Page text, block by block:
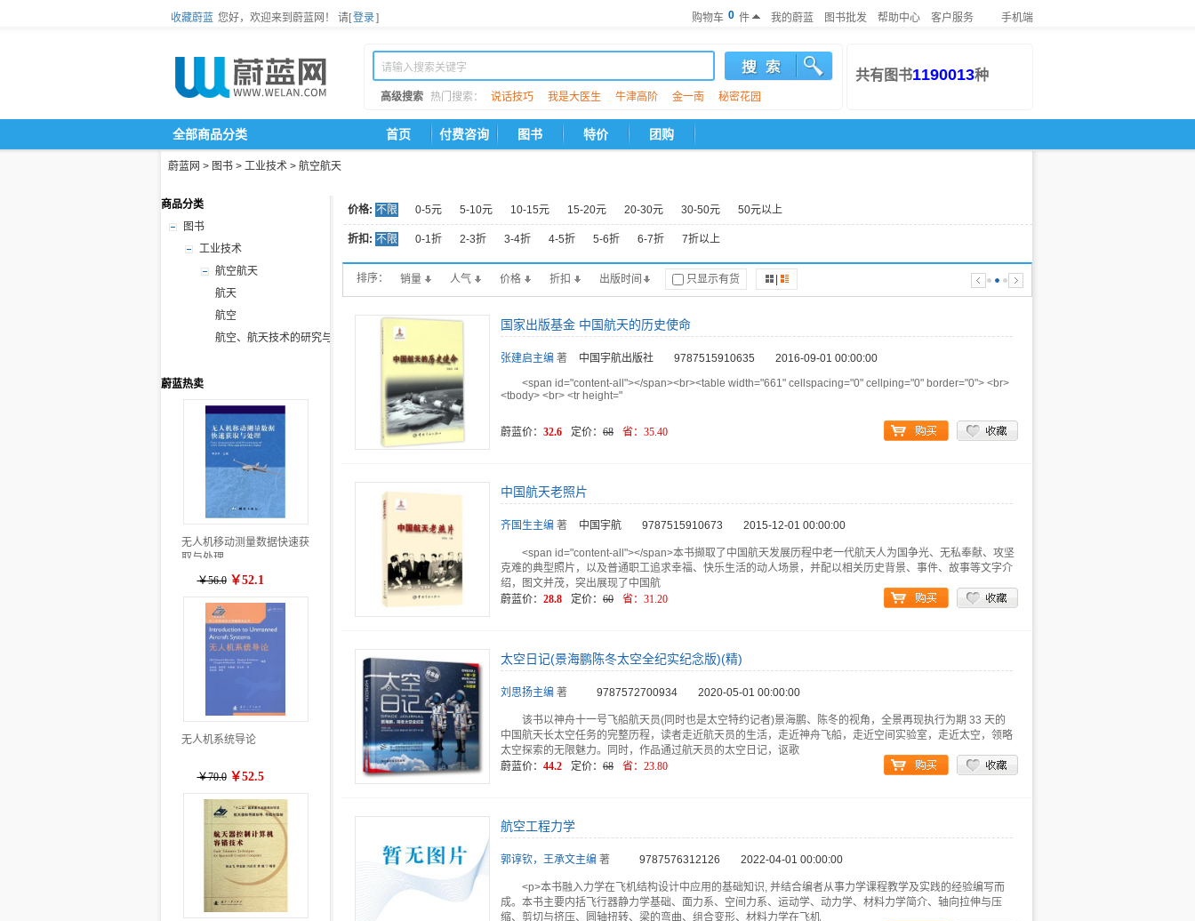
收藏蔚蓝 您好，欢迎来到蔚蓝网！ 请[登录] 购物车 0 件 我的蔚蓝 图书批发 帮助中心 客户服务 手机端
高级搜索 热门搜索： 说话技巧 我是大医生 牛津高阶 金一南 秘密花园
共有图书1190013种
全部商品分类 首页 付费咨询 图书 特价 团购
蔚蓝网 > 图书 > 工业技术 > 航空航天
商品分类
图书
工业技术
航空航天
航天
航空
航空、航天技术的研究与探索
蔚蓝热卖
无人机移动测量数据快速获
取与处理
￥56.0 ￥52.1
无人机系统导论
￥70.0 ￥52.5
价格: 不限 0-5元 5-10元 10-15元 15-20元 20-30元 30-50元 50元以上
折扣: 不限 0-1折 2-3折 3-4折 4-5折 5-6折 6-7折 7折以上
排序： 销量 人气 价格 折扣 出版时间 只显示有货
国家出版基金 中国航天的历史使命
张建启主编 著 中国宇航出版社 9787515910635
2016-09-01 00:00:00
<span id="content-all"></span><br><table width="661" cellspacing="0" cellping="0" border="0"> <br>
<tbody> <br> <tr height="
蔚蓝价： 32.6 定价： 68 省： 35.40
中国航天老照片
齐国生主编 著 中国宇航 9787515910673 2015-12-01 00:00:00
<span id="content-all"></span>本书撷取了中国航天发展历程中老一代航天人为国争光、无私奉献、攻坚
克难的典型照片，以及普通职工追求幸福、快乐生活的动人场景，并配以相关历史背景、事件、故事等文字介
绍，图文并茂，突出展现了中国航
蔚蓝价： 28.8 定价： 60 省： 31.20
太空日记(景海鹏陈冬太空全纪实纪念版)(精)
刘思扬主编 著 9787572700934 2020-05-01 00:00:00
该书以神舟十一号飞船航天员(同时也是太空特约记者)景海鹏、陈冬的视角，全景再现执行为期 33 天的
中国航天长太空任务的完整历程，读者走近航天员的生活，走近神舟飞船，走近空间实验室，走近太空，领略
太空探索的无限魅力。同时，作品通过航天员的太空日记，讴歌
蔚蓝价： 44.2 定价： 68 省： 23.80
航空工程力学
郭谆钦，王承文主编 著 9787576312126 2022-04-01 00:00:00
<p>本书融入力学在飞机结构设计中应用的基础知识, 并结合编者从事力学课程教学及实践的经验编写而
成。本书主要内括飞行器静力学基础、面力系、空间力系、运动学、动力学、材料力学简介、轴向拉伸与压
缩、剪切与挤压、圆轴扭转、梁的弯曲、组合变形、材料力学在飞机